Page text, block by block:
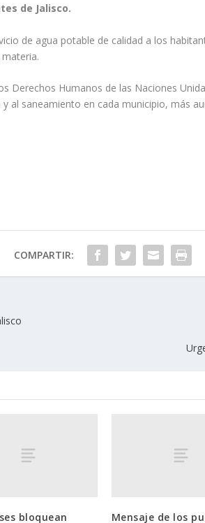
de Jalisco.
de agua potable de calidad a los
Derechos Humanos de las Naciones
al saneamiento en cada municipio, más
COMPARTIR:
bloquean
Mensaje de los